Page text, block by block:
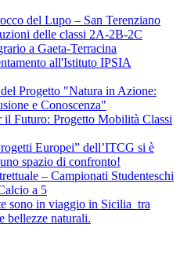
del Lupo – San Terenziano
delle classi 2A-2B-2C
a Gaeta-Terracina
all'Istituto IPSIA
Progetto "Natura in Azione:
e Conoscenza"
il Futuro: Progetto Mobilità Classi
Europei” dell’ITCG si è
spazio di confronto!
– Campionati Studenteschi
a 5
sono in viaggio in Sicilia tra
bellezze naturali.